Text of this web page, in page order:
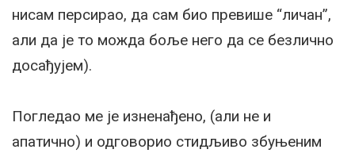
нисам персирао, да сам био превише “личан”,
али да је то можда боље него да се безлично
досађујем).
Погледао ме је изненађено, (али не и
апатично) и одговорио стидљиво збуњеним